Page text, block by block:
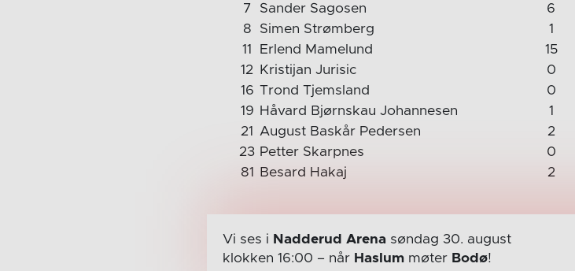
7
Sander Sagosen 6
8
Simen Strømberg 1
11
Erlend Mamelund 15
12
Kristijan Jurisic 0
16 Trond Tjemsland 0
19 Håvard Bjørnskau Johannesen 1
21
August Baskår Pedersen 2
23 Petter Skarpnes 0
81
Besard Hakaj 2
Vi ses i Nadderud Arenasøndag 30. august
klokken 16:00 – når Haslummøter Bodø!